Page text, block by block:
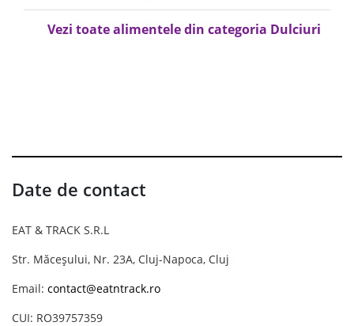
Vezi toate alimentele din categoria Dulciuri
Date de contact
EAT & TRACK S.R.L
Str. Măceșului, Nr. 23A, Cluj-Napoca, Cluj
Email: contact@eatntrack.ro
CUI: RO39757359